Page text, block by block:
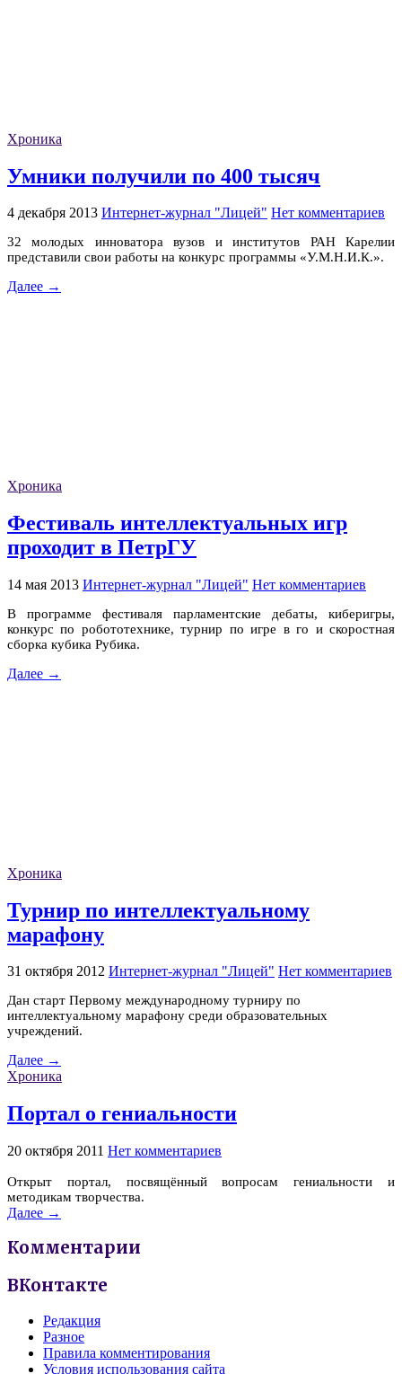
Хроника
Умники получили по 400 тысяч
4 декабря 2013 Интернет-журнал "Лицей" Нет комментариев
32 молодых инноватора вузов и институтов РАН Карелии
представили свои работы на конкурс программы «У.М.Н.И.К.».
Далее →
Хроника
Фестиваль интеллектуальных игр
проходит в ПетрГУ
14 мая 2013 Интернет-журнал "Лицей" Нет комментариев
В программе фестиваля парламентские дебаты, киберигры,
конкурс по робототехнике, турнир по игре в го и скоростная
сборка кубика Рубика.
Далее →
Хроника
Турнир по интеллектуальному
марафону
31 октября 2012 Интернет-журнал "Лицей" Нет комментариев
Дан старт Первому международному турниру по
интеллектуальному марафону среди образовательных
учреждений.
Далее →
Хроника
Портал о гениальности
20 октября 2011 Нет комментариев
Открыт портал, посвящённый вопросам гениальности и
методикам творчества.
Далее →
Комментарии
ВКонтакте
Редакция
Разное
Правила комментирования
Условия использования сайта